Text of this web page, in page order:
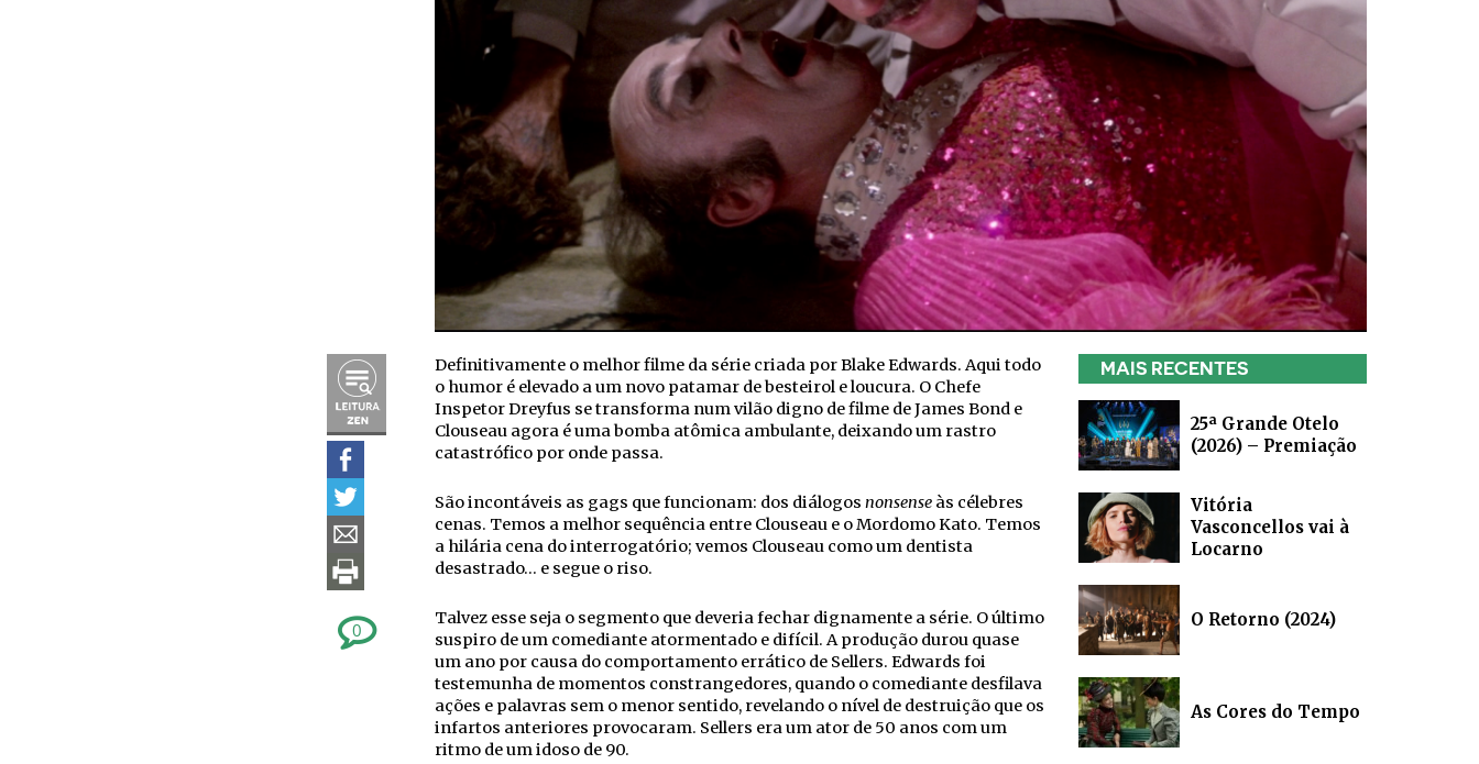
0
Definitivamente o melhor filme da série criada por Blake Edwards. Aqui todo
o humor é elevado a um novo patamar de besteirol e loucura. O Chefe
Inspetor Dreyfus se transforma num vilão digno de filme de James Bond e
Clouseau agora é uma bomba atômica ambulante, deixando um rastro
catastrófico por onde passa.
São incontáveis as gags que funcionam: dos diálogos nonsenseàs célebres
cenas. Temos a melhor sequência entre Clouseau e o Mordomo Kato. Temos
a hilária cena do interrogatório; vemos Clouseau como um dentista
desastrado… e segue o riso.
Talvez esse seja o segmento que deveria fechar dignamente a série. O último
suspiro de um comediante atormentado e difícil. A produção durou quase
um ano por causa do comportamento errático de Sellers. Edwards foi
testemunha de momentos constrangedores, quando o comediante desfilava
ações e palavras sem o menor sentido, revelando o nível de destruição que os
infartos anteriores provocaram. Sellers era um ator de 50 anos com um
ritmo de um idoso de 90.
MAIS RECENTES
25ª Grande Otelo
(2026) – Premiação
Vitória
Vasconcellos vai à
Locarno
O Retorno (2024)
As Cores do Tempo